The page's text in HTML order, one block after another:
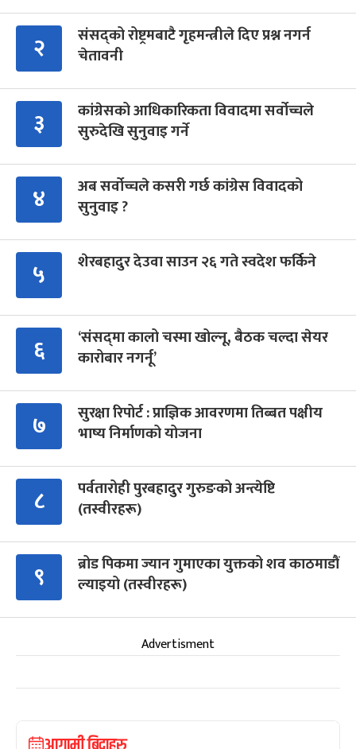
२
संसद्को रोष्ट्रमबाटै गृहमन्त्रीले दिए प्रश्न नगर्न
चेतावनी
३
कांग्रेसको आधिकारिकता विवादमा सर्वोच्चले
सुरुदेखि सुनुवाइ गर्ने
४
अब सर्वोच्चले कसरी गर्छ कांग्रेस विवादको
सुनुवाइ ?
५ शेरबहादुर देउवा साउन २६ गते स्वदेश फर्किने
६
‘संसद्‍मा कालो चस्मा खोल्नू, बैठक चल्दा सेयर
कारोबार नगर्नू’
७
सुरक्षा रिपोर्ट : प्राज्ञिक आवरणमा तिब्बत पक्षीय
भाष्य निर्माणको योजना
८
पर्वतारोही पुरबहादुर गुरुङको अन्त्येष्टि
(तस्वीरहरू)
९
ब्रोड पिकमा ज्यान गुमाएका युक्तको शव काठमाडौं
ल्याइयो (तस्वीरहरू)
Advertisment